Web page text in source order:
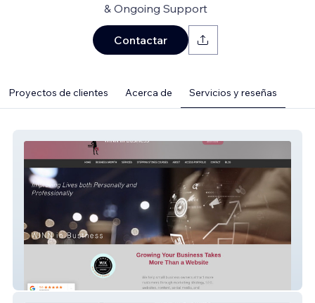
& Ongoing Support
Contactar
Proyectos de clientes Acerca de Servicios y reseñas
WINN in Business